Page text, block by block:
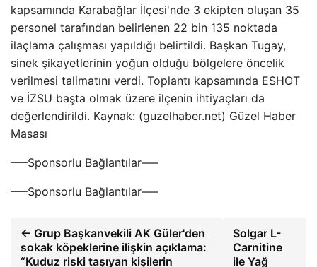
kapsamında Karabağlar İlçesi'nde 3 ekipten oluşan 35
personel tarafından belirlenen 22 bin 135 noktada
ilaçlama çalışması yapıldığı belirtildi. Başkan Tugay,
sinek şikayetlerinin yoğun olduğu bölgelere öncelik
verilmesi talimatını verdi. Toplantı kapsamında ESHOT
ve İZSU başta olmak üzere ilçenin ihtiyaçları da
değerlendirildi. Kaynak: (guzelhaber.net) Güzel Haber
Masası
—–Sponsorlu Bağlantılar—–
—–Sponsorlu Bağlantılar—–
← Grup Başkanvekili AK Güler'den
sokak köpeklerine ilişkin açıklama:
“Kuduz riski taşıyan kişilerin
Solgar L-
Carnitine
ile Yağ